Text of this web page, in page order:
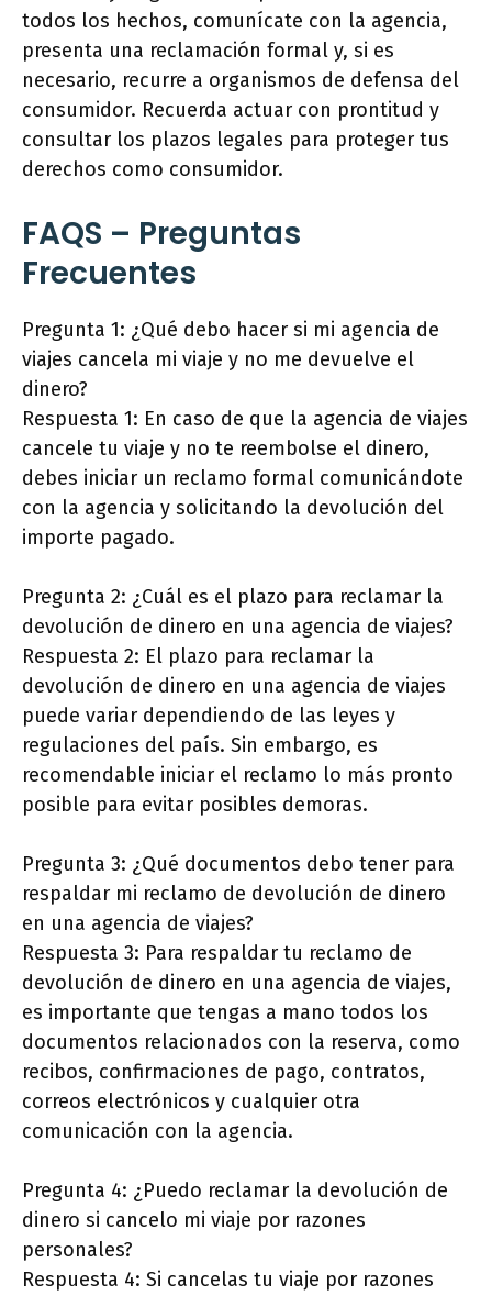
todos los hechos, comunícate con la agencia,
presenta una reclamación formal y, si es
necesario, recurre a organismos de defensa del
consumidor. Recuerda actuar con prontitud y
consultar los plazos legales para proteger tus
derechos como consumidor.
FAQS – Preguntas
Frecuentes
Pregunta 1: ¿Qué debo hacer si mi agencia de
viajes cancela mi viaje y no me devuelve el
dinero?
Respuesta 1: En caso de que la agencia de viajes
cancele tu viaje y no te reembolse el dinero,
debes iniciar un reclamo formal comunicándote
con la agencia y solicitando la devolución del
importe pagado.
Pregunta 2: ¿Cuál es el plazo para reclamar la
devolución de dinero en una agencia de viajes?
Respuesta 2: El plazo para reclamar la
devolución de dinero en una agencia de viajes
puede variar dependiendo de las leyes y
regulaciones del país. Sin embargo, es
recomendable iniciar el reclamo lo más pronto
posible para evitar posibles demoras.
Pregunta 3: ¿Qué documentos debo tener para
respaldar mi reclamo de devolución de dinero
en una agencia de viajes?
Respuesta 3: Para respaldar tu reclamo de
devolución de dinero en una agencia de viajes,
es importante que tengas a mano todos los
documentos relacionados con la reserva, como
recibos, confirmaciones de pago, contratos,
correos electrónicos y cualquier otra
comunicación con la agencia.
Pregunta 4: ¿Puedo reclamar la devolución de
dinero si cancelo mi viaje por razones
personales?
Respuesta 4: Si cancelas tu viaje por razones